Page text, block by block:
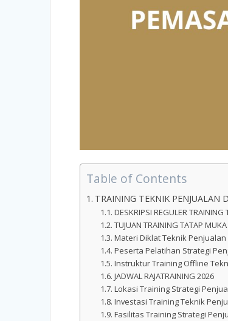
Table of Contents
TRAINING TEKNIK PENJUALAN
DESKRIPSI REGULER TRAINING
TUJUAN TRAINING TATAP
Materi Diklat Teknik
Peserta Pelatihan Strategi
Instruktur Training Offline
JADWAL RAJATRAINING 2026
Lokasi Training Strategi
Investasi Training Teknik
Fasilitas Training Strategi